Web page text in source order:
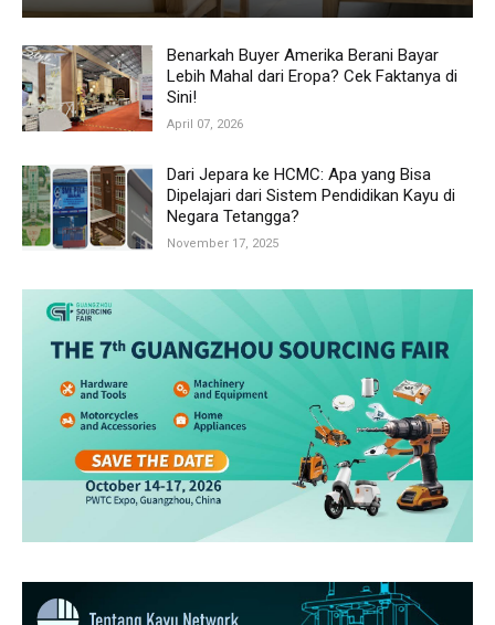
Benarkah Buyer Amerika Berani Bayar
Lebih Mahal dari Eropa? Cek Faktanya di
Sini!
April 07, 2026
Dari Jepara ke HCMC: Apa yang Bisa
Dipelajari dari Sistem Pendidikan Kayu di
Negara Tetangga?
November 17, 2025